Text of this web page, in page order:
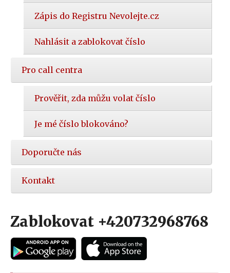
Zápis do Registru Nevolejte.cz
Nahlásit a zablokovat číslo
Pro call centra
Prověřit, zda můžu volat číslo
Je mé číslo blokováno?
Doporučte nás
Kontakt
Zablokovat +420732968768